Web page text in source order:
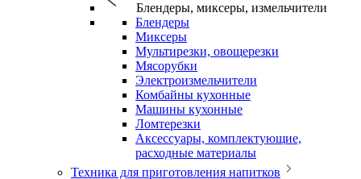
Блендеры, миксеры, измельчители
Блендеры
Миксеры
Мультирезки, овощерезки
Мясорубки
Электроизмельчители
Комбайны кухонные
Машины кухонные
Ломтерезки
Аксессуары, комплектующие,
расходные материалы
Техника для приготовления напитков